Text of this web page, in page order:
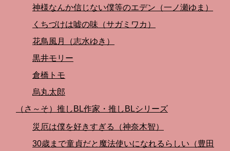
神様なんか信じない僕等のエデン（一ノ瀬ゆま）
くちづけは嘘の味（サガミワカ）
花鳥風月（志水ゆき）
黒井モリー
倉橋トモ
烏丸太郎
（さ～そ）推しBL作家・推しBLシリーズ
災厄は僕を好きすぎる（神奈木智）
30歳まで童貞だと魔法使いになれるらしい（豊田